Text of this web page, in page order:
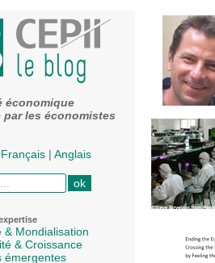
économique
par les économistes
Français | Anglais
& Mondialisation
& Croissance
émergentes